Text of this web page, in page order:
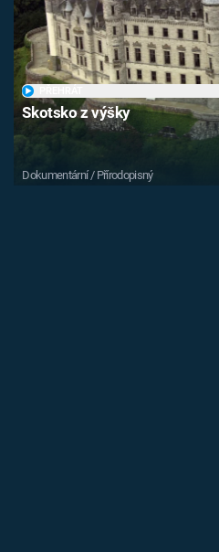
Skotsko z výšky
Dokumentární / Přírodopisný